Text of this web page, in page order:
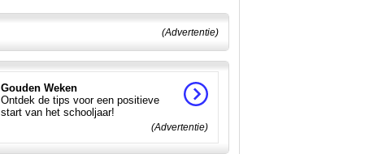
(Advertentie)
Gouden Weken
Ontdek de tips voor een positieve
start van het schooljaar!
(Advertentie)